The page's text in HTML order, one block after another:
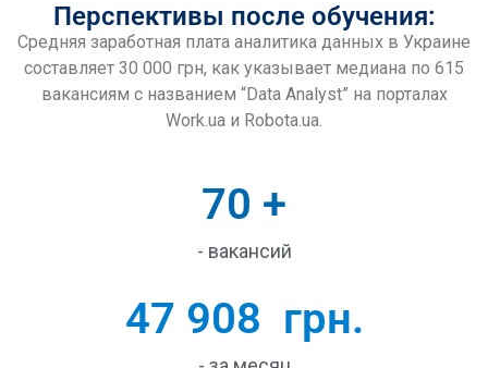
Перспективы после обучения:
Средняя заработная плата аналитика данных в Украине
составляет 30 000 грн, как указывает медиана по 615
вакансиям с названием “Data Analyst” на порталах
Work.ua и Robota.ua.
- вакансий
70 +
47 908
  грн.